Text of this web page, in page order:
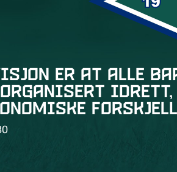
er at alle
organisert idrett,